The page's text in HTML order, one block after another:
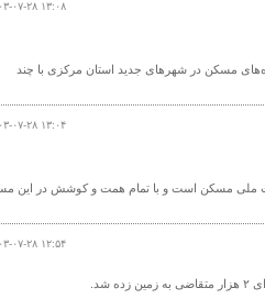
۱۴۰۳-۰۷-۲۸
مسکن در شهرهای جدید استان مرکزی با چند
۱۴۰۳-۰۷-۲۸
ملی مسکن است و با تمام همت و کوشش در این
۱۴۰۳-۰۷-۲۸